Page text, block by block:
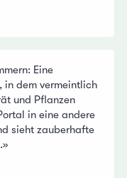
Eine
in dem vermeintlich
und Pflanzen
in eine andere
sieht zauberhafte